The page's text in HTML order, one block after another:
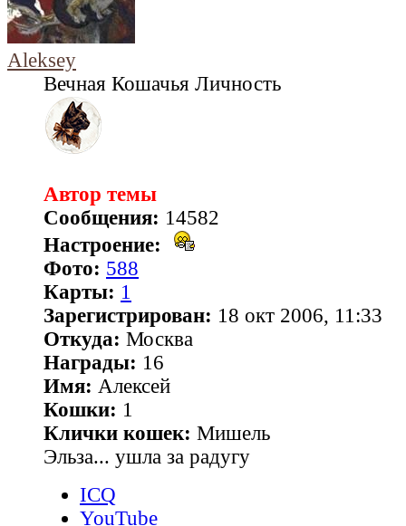
Aleksey
Вечная Кошачья Личность
Автор темы
Сообщения: 14582
Настроение:
Фото: 588
Карты: 1
Зарегистрирован: 18 окт 2006, 11:33
Откуда: Москва
Награды: 16
Имя: Алексей
Кошки: 1
Клички кошек: Мишель
Эльза... ушла за радугу
ICQ
YouTube